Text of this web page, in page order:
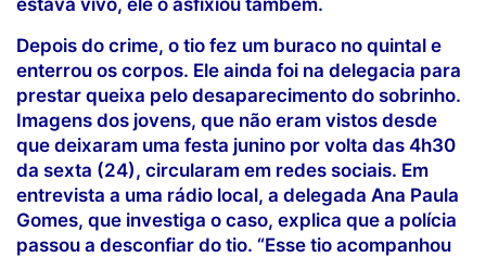
estava vivo, ele o asfixiou também.
Depois do crime, o tio fez um buraco no quintal e
enterrou os corpos. Ele ainda foi na delegacia para
prestar queixa pelo desaparecimento do sobrinho.
Imagens dos jovens, que não eram vistos desde
que deixaram uma festa junino por volta das 4h30
da sexta (24), circularam em redes sociais. Em
entrevista a uma rádio local, a delegada Ana Paula
Gomes, que investiga o caso, explica que a polícia
passou a desconfiar do tio. “Esse tio acompanhou